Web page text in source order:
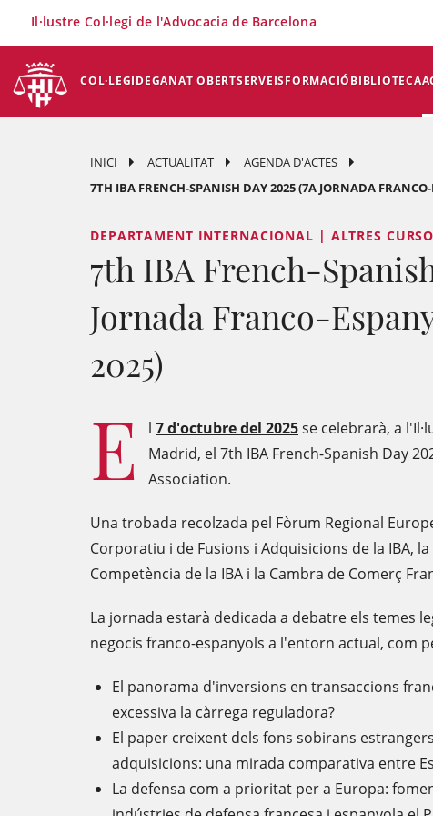
COL·LEGIDEGANAT OBERTSERVEISFORMACIÓBIBLIOTECA
Il·lustre Col·legi de l'Advocacia de Barcelona
INICI ACTUALITAT
AGENDA D'ACTES
7TH IBA FRENCH-SPANISH DAY 2025 (7A JORNADA
DEPARTAMENT INTERNACIONAL | ALTRES
7th IBA French-
Jornada Franco-
2025)
E l 7 d'octubre del 2025se celebrarà, a
Madrid, el 7th IBA French-Spanish Day
Association.
Una trobada recolzada pel Fòrum Regional
Corporatiu i de Fusions i Adquisicions de la IBA,
Competència de la IBA i la Cambra de Comerç
La jornada estarà dedicada a debatre els temes
negocis franco-espanyols a l'entorn actual, com
El panorama d'inversions en transaccions
excessiva la càrrega reguladora?
El paper creixent dels fons sobirans
adquisicions: una mirada comparativa entre
La defensa com a prioritat per a Europa: